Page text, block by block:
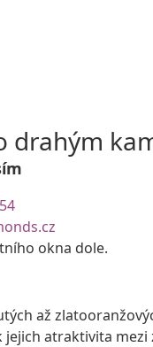
drahým
okna dole.
až
atraktivita